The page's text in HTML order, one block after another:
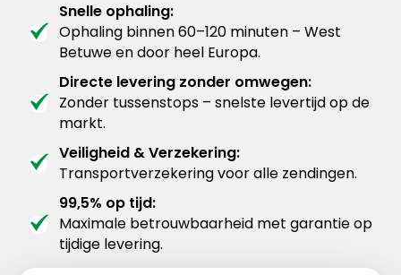
Snelle ophaling:
Ophaling binnen 60–120 minuten – West
Betuwe en door heel Europa.
Directe levering zonder omwegen:
Zonder tussenstops – snelste levertijd op de
markt.
Veiligheid & Verzekering:
Transportverzekering voor alle zendingen.
99,5% op tijd:
Maximale betrouwbaarheid met garantie op
tijdige levering.